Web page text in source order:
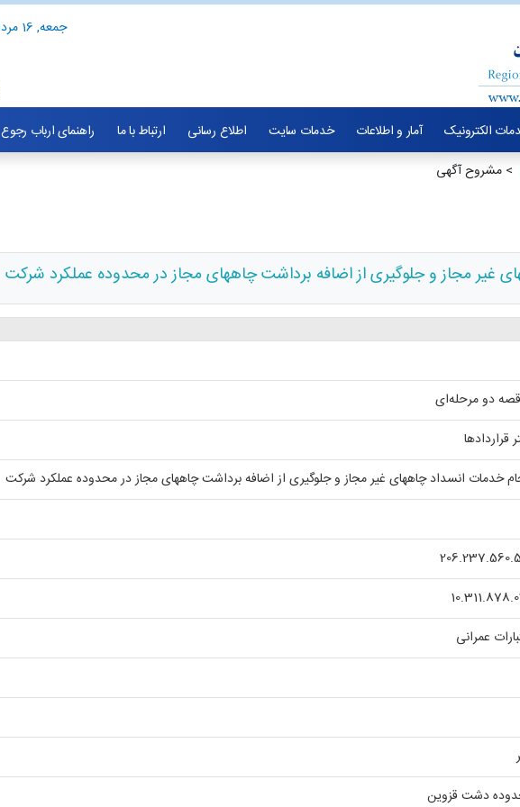
جمعه, 16 مرداد 1405
الکترونیک آمار و اطلاعات خدمات سایت اطلاع رسانی ارتباط با ما راهنمای ارباب رجوع
> مشروح آگهی
غیر مجاز و جلوگیری از اضافه برداشت چاههای مجاز در محدوده عملکرد شرکت
دو مرحله‌ای
قراردادها
خدمات انسداد چاههای غیر مجاز و جلوگیری از اضافه برداشت چاههای مجاز در محدوده عملکرد شرکت
عمرانی
دشت قزوین